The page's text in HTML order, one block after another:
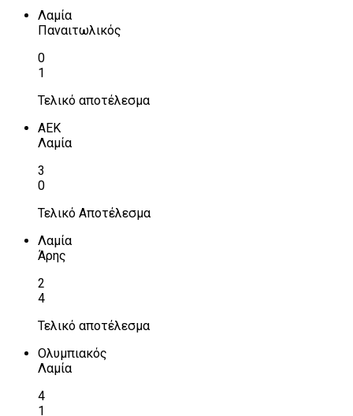
Λαμία
Παναιτωλικός
0
1
Τελικό αποτέλεσμα
ΑΕΚ
Λαμία
3
0
Τελικό Αποτέλεσμα
Λαμία
Άρης
2
4
Τελικό αποτέλεσμα
Ολυμπιακός
Λαμία
4
1